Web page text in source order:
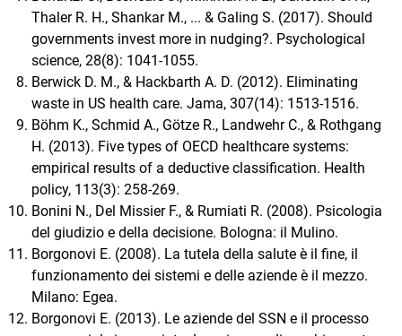
Thaler R. H., Shankar M., ... & Galing S. (2017). Should
governments invest more in nudging?. Psychological
science, 28(8): 1041-1055.
Berwick D. M., & Hackbarth A. D. (2012). Eliminating
waste in US health care. Jama, 307(14): 1513-1516.
Böhm K., Schmid A., Götze R., Landwehr C., & Rothgang
H. (2013). Five types of OECD healthcare systems:
empirical results of a deductive classification. Health
policy, 113(3): 258-269.
Bonini N., Del Missier F., & Rumiati R. (2008). Psicologia
del giudizio e della decisione. Bologna: il Mulino.
Borgonovi E. (2008). La tutela della salute è il fine, il
funzionamento dei sistemi e delle aziende è il mezzo.
Milano: Egea.
Borgonovi E. (2013). Le aziende del SSN e il processo